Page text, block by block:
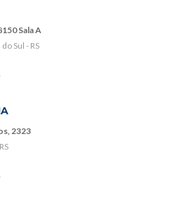
Sala A
Sul - RS
2323